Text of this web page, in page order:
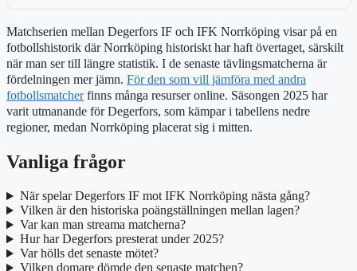
Matchserien mellan Degerfors IF och IFK Norrköping visar på en
fotbollshistorik där Norrköping historiskt har haft övertaget, särskilt
när man ser till längre statistik. I de senaste tävlingsmatcherna är
fördelningen mer jämn. För den som vill jämföra med andra
fotbollsmatcherfinns många resurser online. Säsongen 2025 har
varit utmanande för Degerfors, som kämpar i tabellens nedre
regioner, medan Norrköping placerat sig i mitten.
Vanliga frågor
När spelar Degerfors IF mot IFK Norrköping nästa gång?
Vilken är den historiska poängställningen mellan lagen?
Var kan man streama matcherna?
Hur har Degerfors presterat under 2025?
Var hölls det senaste mötet?
Vilken domare dömde den senaste matchen?